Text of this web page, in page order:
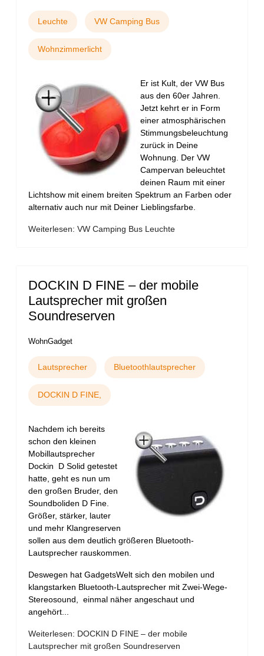
Leuchte VW Camping Bus
Wohnzimmerlicht
Er ist Kult, der VW Bus
aus den 60er Jahren.
Jetzt kehrt er in Form
einer atmosphärischen
Stimmungsbeleuchtung
zurück in Deine
Wohnung. Der VW
Campervan beleuchtet
deinen Raum mit einer
Lichtshow mit einem breiten Spektrum an Farben oder
alternativ auch nur mit Deiner Lieblingsfarbe.
Weiterlesen: VW Camping Bus Leuchte
DOCKIN D FINE – der mobile
Lautsprecher mit großen
Soundreserven
WohnGadget
Lautsprecher Bluetoothlautsprecher
DOCKIN D FINE,
Nachdem ich bereits
schon den kleinen
Mobillautsprecher
Dockin D Solid getestet
hatte, geht es nun um
den großen Bruder, den
Soundboliden D Fine.
Größer, stärker, lauter
und mehr Klangreserven
sollen aus dem deutlich größeren Bluetooth-
Lautsprecher rauskommen.
Deswegen hat GadgetsWelt sich den mobilen und
klangstarken Bluetooth-Lautsprecher mit Zwei-Wege-
Stereosound, einmal näher angeschaut und
angehört...
Weiterlesen: DOCKIN D FINE – der mobile
Lautsprecher mit großen Soundreserven